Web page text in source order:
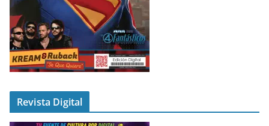
Revista Digital